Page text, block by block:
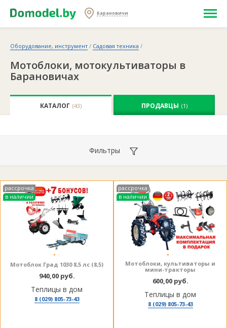
Барановичи
Оборудование, инструмент / Садовая техника /
Мотоблоки, мотокультиваторы в
Барановичах
КАТАЛОГ (43) ПРОДАВЦЫ (1)
Фильтры
рассрочка
в наличии
Мотоблок Град 1030 8,5 лс (8,5)
940,00 руб.
Теплицы в дом
8 (029) 805-73-43
рассрочка
в наличии
Мотоблоки, культиваторы и
мини-тракторы
600,00 руб.
Теплицы в дом
8 (029) 805-73-43